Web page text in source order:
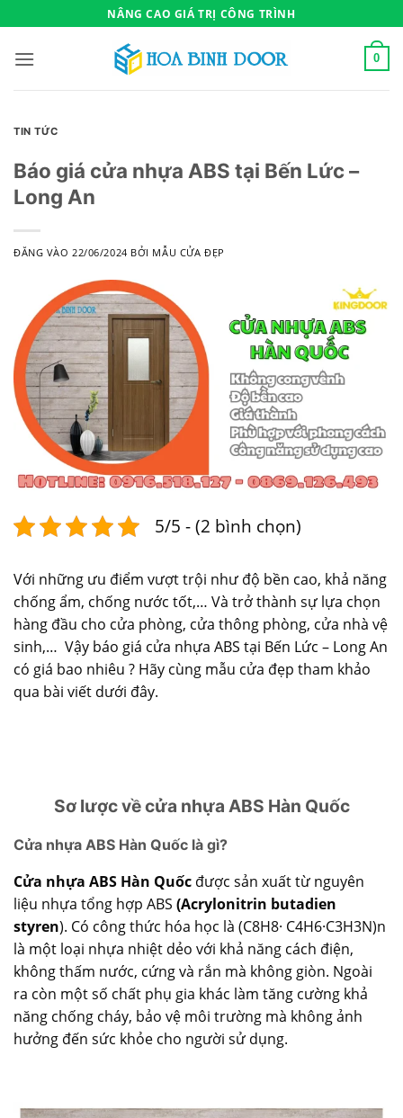
qua
nội
NÂNG CAO GIÁ TRỊ CÔNG TRÌNH
0
TIN TỨC
Báo giá cửa nhựa ABS tại Bến Lức –
Long An
ĐĂNG VÀO 22/06/2024 BỞI MẪU CỬA ĐẸP
5/5 - (2 bình chọn)
Với những ưu điểm vượt trội như độ bền cao, khả năng
chống ẩm, chống nước tốt,… Và trở thành sự lựa chọn
hàng đầu cho cửa phòng, cửa thông phòng, cửa nhà vệ
sinh,… Vậy báo giá cửa nhựa ABS tại Bến Lức – Long An
có giá bao nhiêu ? Hãy cùng mẫu cửa đẹp tham khảo
qua bài viết dưới đây.
Sơ lược về cửa nhựa ABS Hàn Quốc
Cửa nhựa ABS Hàn Quốc là gì?
Cửa nhựa ABS Hàn Quốc được sản xuất từ nguyên
liệu nhựa tổng hợp ABS (Acrylonitrin butadien
styren). Có công thức hóa học là (C8H8· C4H6·C3H3N)n
là một loại nhựa nhiệt dẻo với khả năng cách điện,
không thấm nước, cứng và rắn mà không giòn. Ngoài
ra còn một số chất phụ gia khác làm tăng cường khả
năng chống cháy, bảo vệ môi trường mà không ảnh
hưởng đến sức khỏe cho người sử dụng.